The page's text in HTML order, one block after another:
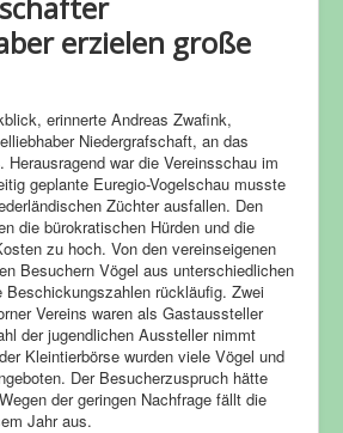
erzielen große
erinnerte Andreas Zwafink,
Niedergrafschaft, an das
Herausragend war die Vereinsschau im
geplante Euregio-Vogelschau musste
Züchter ausfallen. Den
die bürokratischen Hürden und die
zu hoch. Von den vereinseigenen
Besuchern Vögel aus unterschiedlichen
rückläufig. Zwei
Vereins waren als Gastaussteller
der jugendlichen Aussteller nimmt
Kleintierbörse wurden viele Vögel und
Der Besucherzuspruch hätte
der geringen Nachfrage fällt die
Jahr aus.